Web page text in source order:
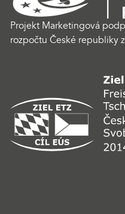
Projekt Marketingová
rozpočtu České republiky